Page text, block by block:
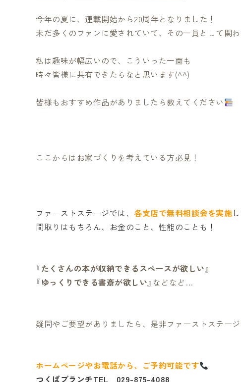
今年の夏に、連載開始から20周年となりました！
未だ多くのファンに愛されていて、その一員として関
私は趣味が幅広いので、こういった一面も
時々皆様に共有できたらなと思います(^^)
皆様もおすすめ作品がありましたら教えてください
ここからはお家づくりを考えている方必見！
ファーストステージでは、 各支店で無料相談会を実施
間取りはもちろん、お金のこと、性能のことも！
『たくさんの本が収納できるスペースが欲しい』
『ゆっくりできる書斎が欲しい』などなど…
疑問やご要望がありましたら、是非ファーストステー
ホームページやお電話から、ご予約可能です
つくばブランチTEL 029-875-4088